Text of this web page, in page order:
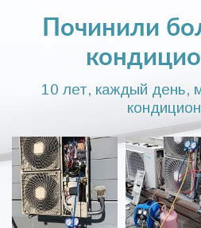
Починили
10 лет, каждый день,